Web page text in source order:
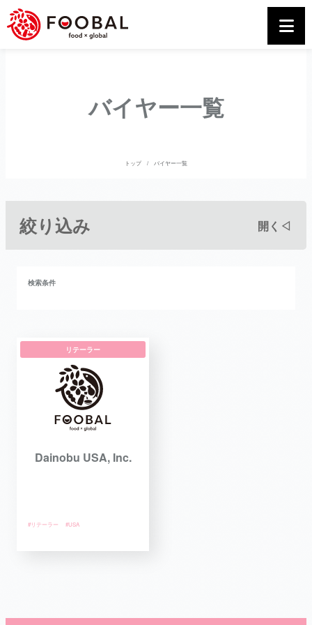
バイヤー一覧
トップ バイヤー一覧
絞り込み 開く◁
検索条件
リテーラー
Dainobu USA, Inc.
#リテーラー #USA